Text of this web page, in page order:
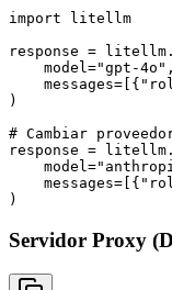
import litellm
response =
    model="gpt-4o",
)
# Cambiar
response =
Servidor Proxy